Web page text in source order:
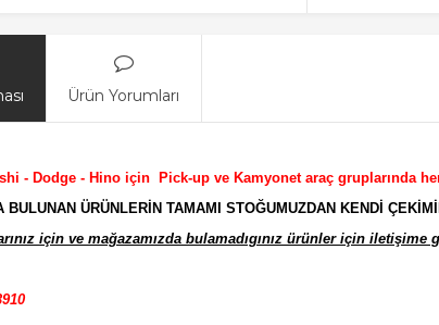
Ürün Yorumları
- Dodge - Hino için Pick-up ve Kamyonet araç gruplarında
BULUNAN ÜRÜNLERİN TAMAMI STOĞUMUZDAN KENDİ
için ve mağazamızda bulamadıgınız ürünler için iletişime